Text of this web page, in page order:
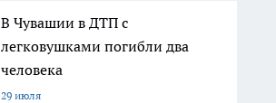
В Чувашии в ДТП с
легковушками погибли два
человека
29 июля